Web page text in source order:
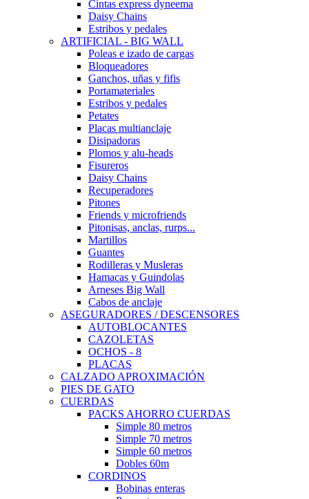
Cintas express dyneema
Daisy Chains
Estribos y pedales
ARTIFICIAL - BIG WALL
Poleas e izado de cargas
Bloqueadores
Ganchos, uñas y fifis
Portamateriales
Estribos y pedales
Petates
Placas multianclaje
Disipadoras
Plomos y alu-heads
Fisureros
Daisy Chains
Recuperadores
Pitones
Friends y microfriends
Pitonisas, anclas, rurps...
Martillos
Guantes
Rodilleras y Musleras
Hamacas y Guindolas
Arneses Big Wall
Cabos de anclaje
ASEGURADORES / DESCENSORES
AUTOBLOCANTES
CAZOLETAS
OCHOS - 8
PLACAS
CALZADO APROXIMACIÓN
PIES DE GATO
CUERDAS
PACKS AHORRO CUERDAS
Simple 80 metros
Simple 70 metros
Simple 60 metros
Dobles 60m
CORDINOS
Bobinas enteras